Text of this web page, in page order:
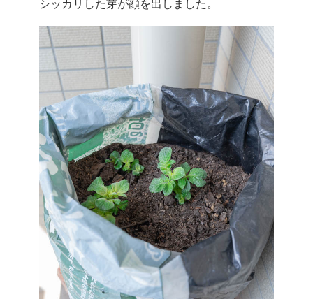
シッカリした芽が顔を出しました。